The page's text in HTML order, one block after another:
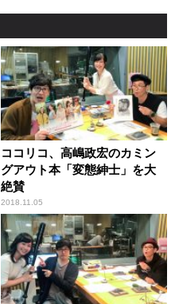
ココリコ、高嶋政宏のカミン
グアウト本「変態紳士」を大
絶賛
2018.11.05